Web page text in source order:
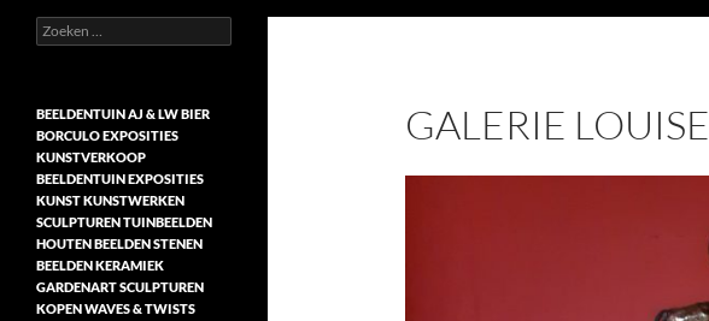
GALERIE LOUISE
Beeldentuin, exposities,
demonstraties, steen, hout,
Zoeken
naar:
BEELDENTUIN AJ & LW BIER
BORCULO EXPOSITIES
KUNSTVERKOOP
BEELDENTUIN EXPOSITIES
KUNST KUNSTWERKEN
SCULPTUREN TUINBEELDEN
HOUTEN BEELDEN STENEN
BEELDEN KERAMIEK
GARDENART SCULPTUREN
KOPEN WAVES & TWISTS